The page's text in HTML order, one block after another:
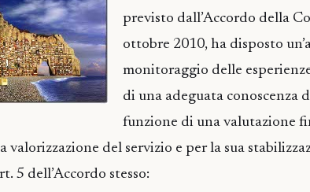
previsto dall’Accordo della
ottobre 2010, ha disposto
monitoraggio delle
di una adeguata conoscenza
funzione di una valutazione
valorizzazione del servizio e per la sua
5 dell’Accordo stesso: